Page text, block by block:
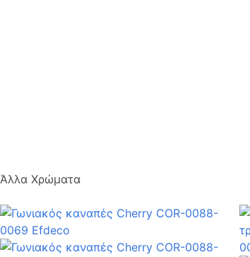
Άλλα Χρώματα